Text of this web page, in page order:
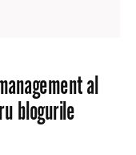
al
blogurile